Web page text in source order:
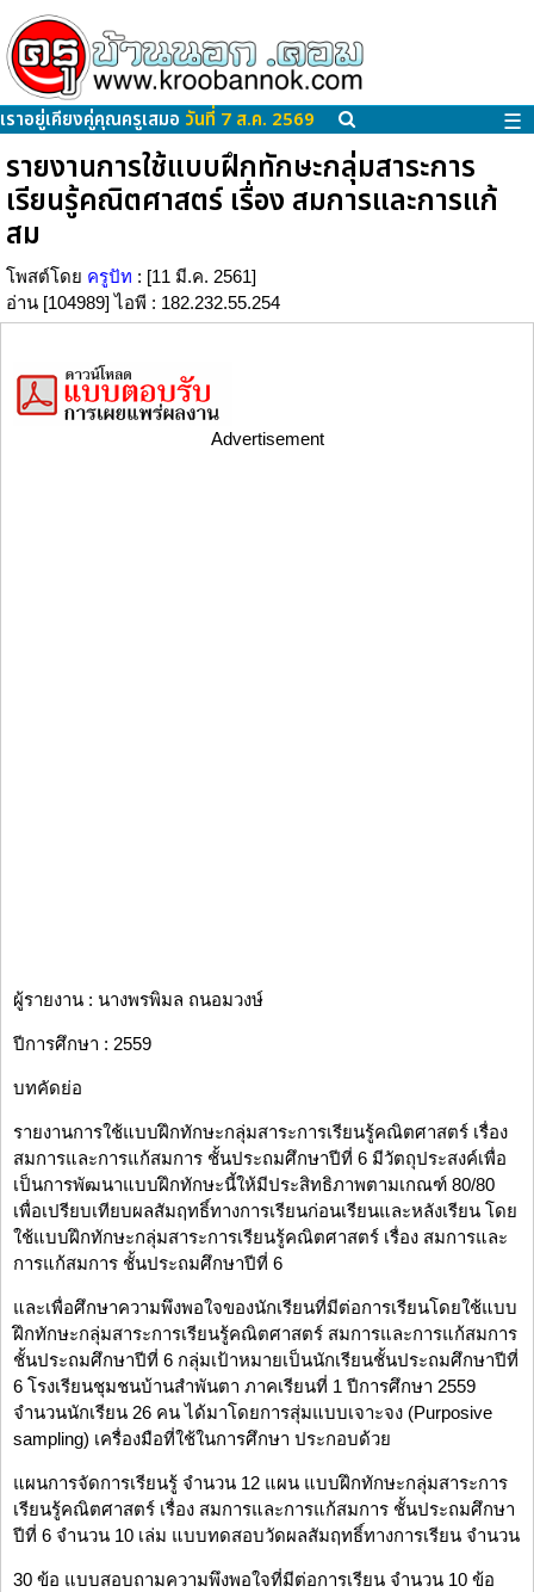
เราอยู่เคียงคู่คุณครูเสมอ วันที่ 7 ส.ค. 2569 ☰
รายงานการใช้แบบฝึกทักษะกลุ่มสาระการ
เรียนรู้คณิตศาสตร์ เรื่อง สมการและการแก้
สม
โพสต์โดย ครูปัท : [11 มี.ค. 2561]
อ่าน [104989] ไอพี : 182.232.55.254
Advertisement
ผู้รายงาน : นางพรพิมล ถนอมวงษ์
ปีการศึกษา : 2559
บทคัดย่อ
รายงานการใช้แบบฝึกทักษะกลุ่มสาระการเรียนรู้คณิตศาสตร์ เรื่อง
สมการและการแก้สมการ ชั้นประถมศึกษาปีที่ 6 มีวัตถุประสงค์เพื่อ
เป็นการพัฒนาแบบฝึกทักษะนี้ให้มีประสิทธิภาพตามเกณฑ์ 80/80
เพื่อเปรียบเทียบผลสัมฤทธิ์ทางการเรียนก่อนเรียนและหลังเรียน โดย
ใช้แบบฝึกทักษะกลุ่มสาระการเรียนรู้คณิตศาสตร์ เรื่อง สมการและ
การแก้สมการ ชั้นประถมศึกษาปีที่ 6
และเพื่อศึกษาความพึงพอใจของนักเรียนที่มีต่อการเรียนโดยใช้แบบ
ฝึกทักษะกลุ่มสาระการเรียนรู้คณิตศาสตร์ สมการและการแก้สมการ
ชั้นประถมศึกษาปีที่ 6 กลุ่มเป้าหมายเป็นนักเรียนชั้นประถมศึกษาปีที่
6 โรงเรียนชุมชนบ้านสำพันตา ภาคเรียนที่ 1 ปีการศึกษา 2559
จำนวนนักเรียน 26 คน ได้มาโดยการสุ่มแบบเจาะจง (Purposive
sampling) เครื่องมือที่ใช้ในการศึกษา ประกอบด้วย
แผนการจัดการเรียนรู้ จำนวน 12 แผน แบบฝึกทักษะกลุ่มสาระการ
เรียนรู้คณิตศาสตร์ เรื่อง สมการและการแก้สมการ ชั้นประถมศึกษา
ปีที่ 6 จำนวน 10 เล่ม แบบทดสอบวัดผลสัมฤทธิ์ทางการเรียน จำนวน
30 ข้อ แบบสอบถามความพึงพอใจที่มีต่อการเรียน จำนวน 10 ข้อ